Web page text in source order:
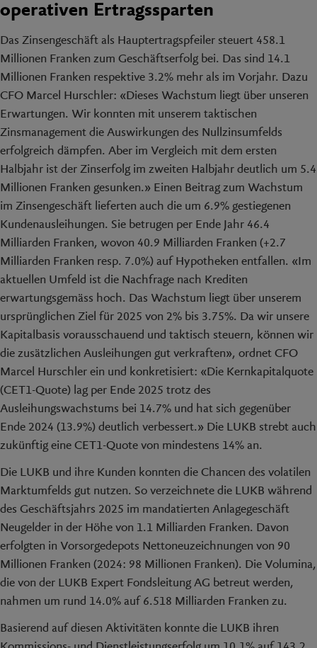
operativen Ertragssparten
Das Zinsengeschäft als Hauptertragspfeiler steuert 458.1
Millionen Franken zum Geschäftserfolg bei. Das sind 14.1
Millionen Franken respektive 3.2% mehr als im Vorjahr. Dazu
CFO Marcel Hurschler: «Dieses Wachstum liegt über unseren
Erwartungen. Wir konnten mit unserem taktischen
Zinsmanagement die Auswirkungen des Nullzinsumfelds
erfolgreich dämpfen. Aber im Vergleich mit dem ersten
Halbjahr ist der Zinserfolg im zweiten Halbjahr deutlich um 5.4
Millionen Franken gesunken.» Einen Beitrag zum Wachstum
im Zinsengeschäft lieferten auch die um 6.9% gestiegenen
Kundenausleihungen. Sie betrugen per Ende Jahr 46.4
Milliarden Franken, wovon 40.9 Milliarden Franken (+2.7
Milliarden Franken resp. 7.0%) auf Hypotheken entfallen. «Im
aktuellen Umfeld ist die Nachfrage nach Krediten
erwartungsgemäss hoch. Das Wachstum liegt über unserem
ursprünglichen Ziel für 2025 von 2% bis 3.75%. Da wir unsere
Kapitalbasis vorausschauend und taktisch steuern, können wir
die zusätzlichen Ausleihungen gut verkraften», ordnet CFO
Marcel Hurschler ein und konkretisiert: «Die Kernkapitalquote
(CET1-Quote) lag per Ende 2025 trotz des
Ausleihungswachstums bei 14.7% und hat sich gegenüber
Ende 2024 (13.9%) deutlich verbessert.» Die LUKB strebt auch
zukünftig eine CET1-Quote von mindestens 14% an.
Die LUKB und ihre Kunden konnten die Chancen des volatilen
Marktumfelds gut nutzen. So verzeichnete die LUKB während
des Geschäftsjahrs 2025 im mandatierten Anlagegeschäft
Neugelder in der Höhe von 1.1 Milliarden Franken. Davon
erfolgten in Vorsorgedepots Nettoneuzeichnungen von 90
Millionen Franken (2024: 98 Millionen Franken). Die Volumina,
die von der LUKB Expert Fondsleitung AG betreut werden,
nahmen um rund 14.0% auf 6.518 Milliarden Franken zu.
Basierend auf diesen Aktivitäten konnte die LUKB ihren